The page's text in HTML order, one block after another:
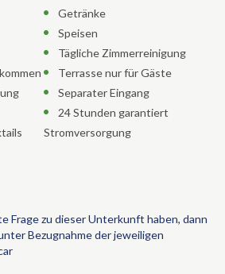
Getränke
Speisen
Tägliche Zimmerreinigung
Terrasse nur für Gäste
Separater Eingang
24 Stunden garantiert
Stromversorgung
Frage zu dieser Unterkunft haben, dann
Bezugnahme der jeweiligen